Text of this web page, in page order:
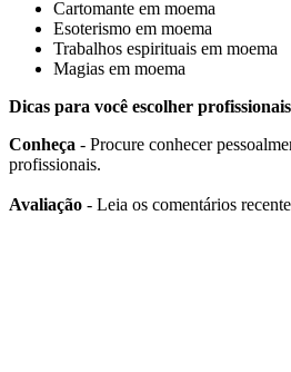
Cartomante em moema
Esoterismo em moema
Trabalhos espirituais em moema
Magias em moema
Dicas para você escolher
Conheça - Procure conhecer
profissionais.
Avaliação - Leia os comentários